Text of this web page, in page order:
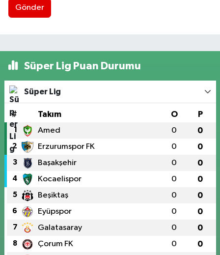
Gönder
Süper Lig Puan Durumu
Süper Lig
# Takım O P
1 Amed 0 0
2 Erzurumspor FK 0 0
3 Başakşehir 0 0
4 Kocaelispor 0 0
5 Beşiktaş 0 0
6 Eyüpspor 0 0
7 Galatasaray 0 0
8 Çorum FK 0 0